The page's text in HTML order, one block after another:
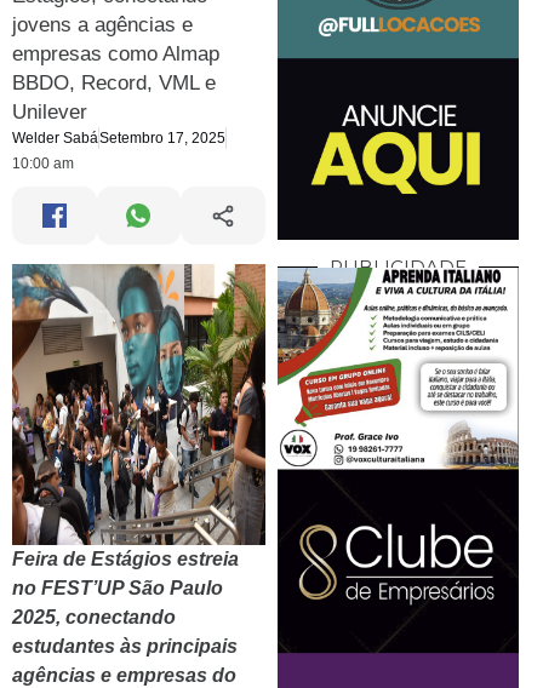
jovens a agências e
empresas como Almap
BBDO, Record, VML e
Unilever
Welder SabáSetembro 17, 2025
10:00 am
Feira de Estágios estreia
no FEST’UP São Paulo
2025, conectando
estudantes às principais
agências e empresas do
PUBLICIDADE